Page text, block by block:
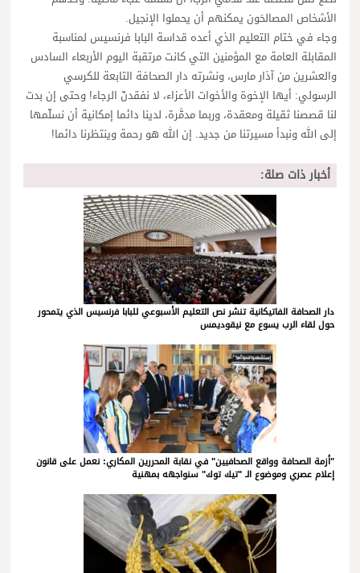
الأشخاص المصالحَون يمكنهم أن يحملوا الإنجيل.
وجاء في ختام التعليم الذي أعده قداسة البابا فرنسيس لمناسبة
المقابلة العامة مع المؤمنين التي كانت مرتقبة اليوم الأربعاء السادس
والعشرين من آذار مارس، ونشرته دار الصحافة التابعة للكرسي
الرسولي: أيها الإخوة والأخوات الأعزاء، لا نفقدنّ الرجاء! وحتى إن بدت
لنا قصصنا ثقيلة ومعقدة، وربما مدمَّرة، لدينا دائما إمكانية أن نسلّمها
إلى الله ونبدأ مسيرتنا من جديد. إن الله هو رحمة وينتظرنا دائما!
أخبار ذات صلة:
دار الصحافة الفاتيكانية تنشر نص التعليم الأسبوعي للبابا فرنسيس الذي يتمحور
حول لقاء الرب يسوع مع نيقوديمس
"أزمة الصحافة وواقع الصحافيين" في نقابة المحررين المكاري: نعمل على قانون
إعلام عصري وموضوع الـ "تيك توك" سنواجهه بمهنية